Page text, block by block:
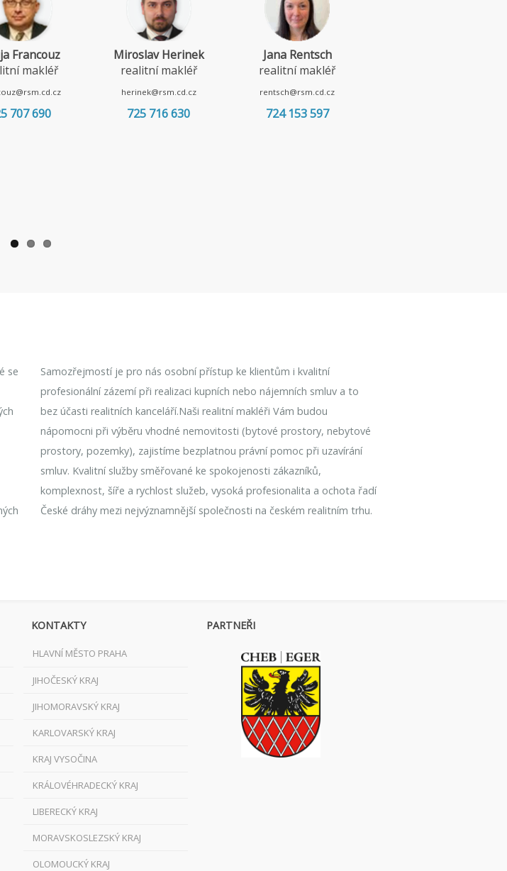
Francouz
makléř
707 690
Miroslav Herinek
realitní makléř
herinek@rsm.cd.cz
725 716 630
Jana Rentsch
realitní makléř
rentsch@rsm.cd.cz
724 153 597
se
Samozřejmostí je pro nás osobní přístup ke klientům i kvalitní
profesionální zázemí při realizaci kupních nebo nájemních smluv a to
bez účasti realitních kanceláří.Naši realitní makléři Vám budou
nápomocni při výběru vhodné nemovitosti (bytové prostory, nebytové
prostory, pozemky), zajistíme bezplatnou právní pomoc při uzavírání
smluv. Kvalitní služby směřované ke spokojenosti zákazníků,
komplexnost, šíře a rychlost služeb, vysoká profesionalita a ochota řadí
České dráhy mezi nejvýznamnější společnosti na českém realitním trhu.
KONTAKTY
HLAVNÍ MĚSTO PRAHA
JIHOČESKÝ KRAJ
JIHOMORAVSKÝ KRAJ
KARLOVARSKÝ KRAJ
KRAJ VYSOČINA
KRÁLOVÉHRADECKÝ KRAJ
LIBERECKÝ KRAJ
MORAVSKOSLEZSKÝ KRAJ
OLOMOUCKÝ KRAJ
PARTNEŘI